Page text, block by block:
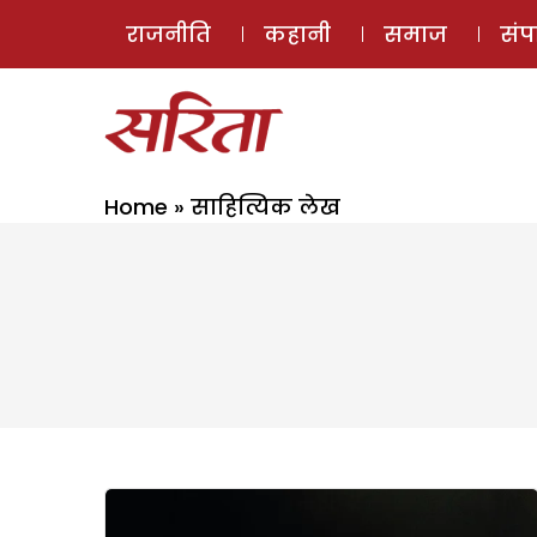
राजनीति कहानी समाज
Home » साहित्यिक लेख